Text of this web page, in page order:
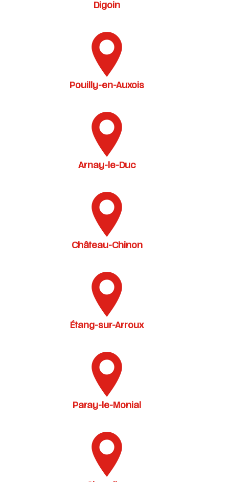
Digoin
Pouilly-en-Auxois
Arnay-le-Duc
Château-Chinon
Étang-sur-Arroux
Paray-le-Monial